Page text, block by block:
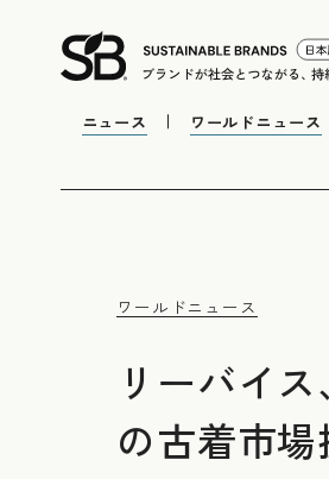
ニュース ワールドニュース
ワールドニュース
リーバイ
の古着市場